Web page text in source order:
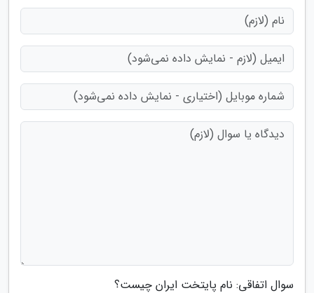
سوال اتفاقی: نام پایتخت ایران چیست؟